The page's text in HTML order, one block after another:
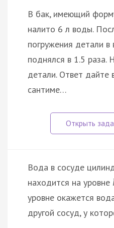
В бак, имеющий
налито 6 л воды.
погружения детали
поднялся в 1.5 раза.
детали. Ответ дайте
сантиме…
Вода в сосуде
находится на уровне
уровне окажется
другой сосуд, у